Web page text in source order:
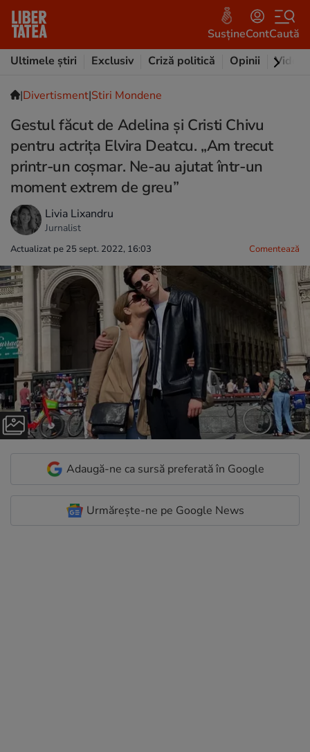
SusțineContCaută
Ultimele știri
Exclusiv Criză politică Opinii Video
|Divertisment|Stiri Mondene
Gestul făcut de Adelina și Cristi Chivu
pentru actrița Elvira Deatcu. „Am trecut
printr-un coșmar. Ne-au ajutat într-un
moment extrem de greu”
Livia Lixandru
Jurnalist
Actualizat pe 25 sept. 2022, 16:03 Comentează
Adaugă-ne ca sursă preferată în Google
Urmărește-ne pe Google News